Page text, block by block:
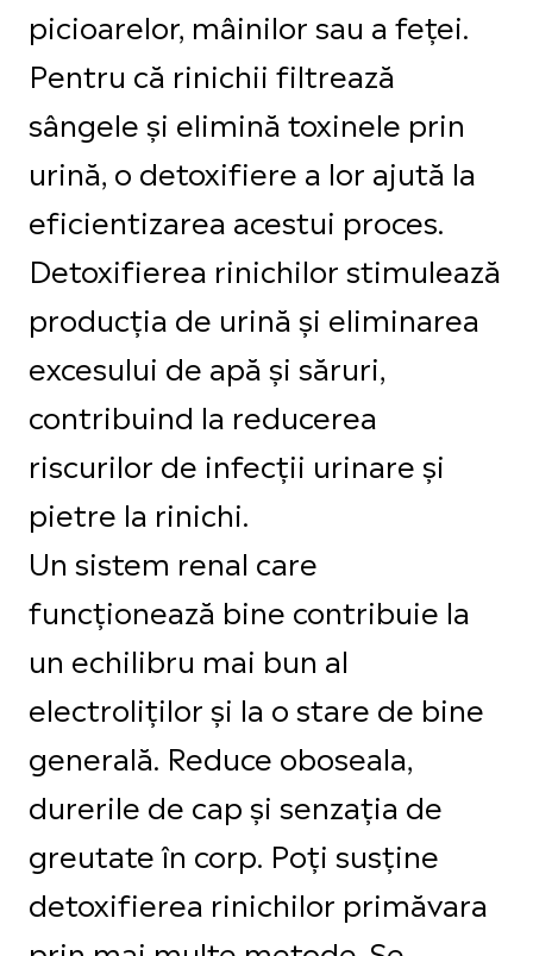
picioarelor, mâinilor sau a feței.
Pentru că rinichii filtrează
sângele și elimină toxinele prin
urină, o detoxifiere a lor ajută la
eficientizarea acestui proces.
Detoxifierea rinichilor stimulează
producția de urină și eliminarea
excesului de apă și săruri,
contribuind la reducerea
riscurilor de infecții urinare și
pietre la rinichi.
Un sistem renal care
funcționează bine contribuie la
un echilibru mai bun al
electroliților și la o stare de bine
generală. Reduce oboseala,
durerile de cap și senzația de
greutate în corp. Poți susține
detoxifierea rinichilor primăvara